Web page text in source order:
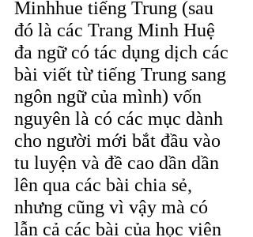
Minhhue tiếng Trung (sau
đó là các Trang Minh Huệ
đa ngữ có tác dụng dịch các
bài viết từ tiếng Trung sang
ngôn ngữ của mình) vốn
nguyên là có các mục dành
cho người mới bắt đầu vào
tu luyện và đề cao dần dần
lên qua các bài chia sẻ,
nhưng cũng vì vậy mà có
lẫn cả các bài của học viên